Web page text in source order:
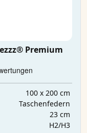
Premium
100 x 200 cm
Taschenfedern
23 cm
H2/H3